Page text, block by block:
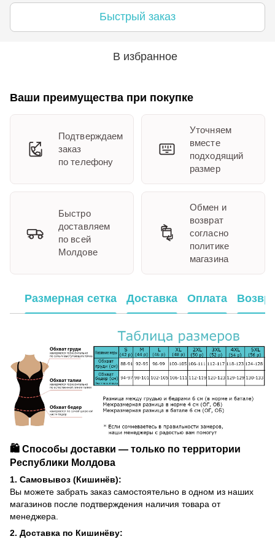
Быстрый заказ
В избранное
Ваши преимущества при покупке
Подтверждаем
заказ
по телефону
Уточняем
вместе
подходящий
размер
Быстро
доставляем
по всей
Молдове
Обмен и
возврат
согласно
политике
магазина
Размерная сетка Доставка Оплата
🛍️ Способы доставки — только по территории
Республики Молдова
1. Самовывоз (Кишинёв):
Вы можете забрать заказ самостоятельно в одном из наших
магазинов после подтверждения наличия товара от
менеджера.
2. Доставка по Кишинёву: